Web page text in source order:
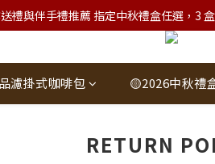
禮與伴手禮推薦 指定中秋禮盒任選，3
濾掛式咖啡包 🟡2026中秋禮
RETURN